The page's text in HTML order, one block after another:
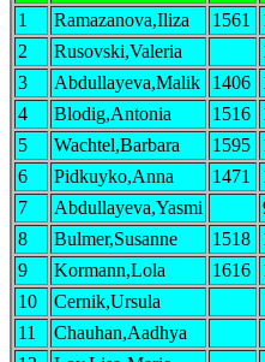
1
Ramazanova,Iliza 1561
2
Rusovski,Valeria
3
Abdullayeva,Malik 1406
4
Blodig,Antonia 1516
5
Wachtel,Barbara 1595
6
Pidkuyko,Anna 1471
7
Abdullayeva,Yasmi
8
Bulmer,Susanne 1518
9
Kormann,Lola 1616
10
Cernik,Ursula
11
Chauhan,Aadhya